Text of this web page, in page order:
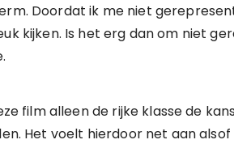
Doordat ik me niet
kijken. Is het erg dan om niet
film alleen de rijke klasse de
Het voelt hierdoor net aan